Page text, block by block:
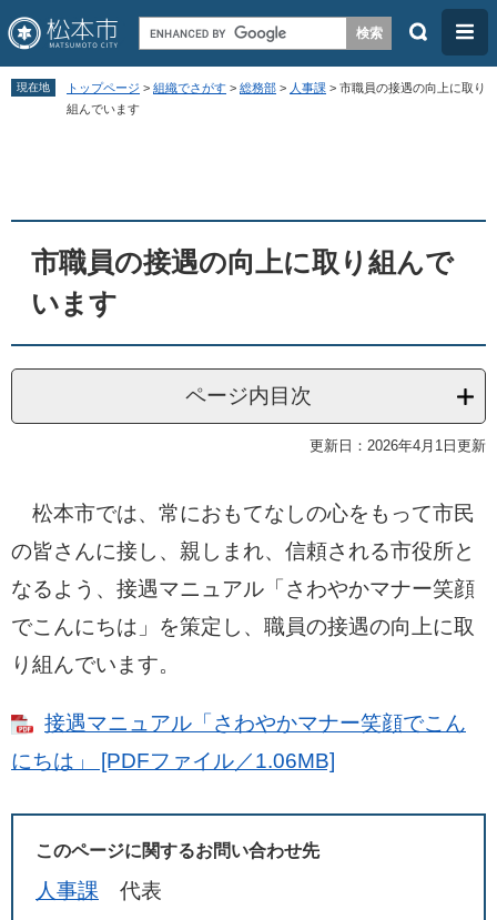
ペ
メ
へ
検
メ
ニ
ュ
現在地 トップページ > 組織でさがす > 総務部 > 人事課 > 市職員の接遇の向上に取り
組んでいます
市職員の接遇の向上に取り組んで
います
ページ内目次
更新日：2026年4月1日更新
松本市では、常におもてなしの心をもって市民
の皆さんに接し、親しまれ、信頼される市役所と
なるよう、接遇マニュアル「さわやかマナー笑顔
でこんにちは」を策定し、職員の接遇の向上に取
り組んでいます。
接遇マニュアル「さわやかマナー笑顔でこん
にちは」 [PDFファイル／1.06MB]
このページに関するお問い合わせ先
人事課
代表